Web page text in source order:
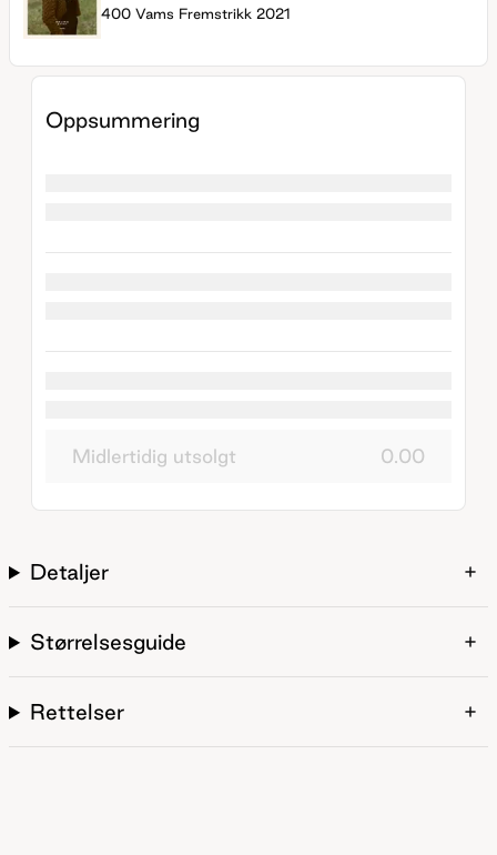
400 Vams Fremstrikk 2021
Oppsummering
Midlertidig utsolgt 0.00
Detaljer
Størrelsesguide
Rettelser